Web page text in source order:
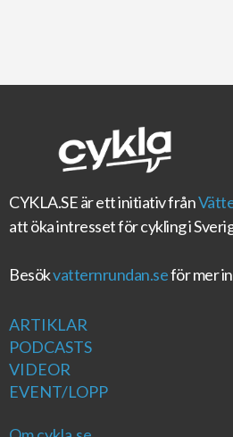
CYKLA.SEär ett initiativ från
att öka intresset för cykling i
Besökvatternrundan.seför mer
ARTIKLAR
PODCASTS
VIDEOR
EVENT/LOPP